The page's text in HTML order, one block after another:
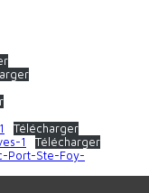
Télécharger
1
Télécharger
Port-Ste-Foy-